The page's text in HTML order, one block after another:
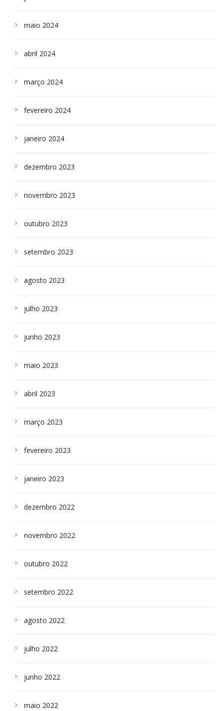
maio 2024
abril 2024
março 2024
fevereiro 2024
janeiro 2024
dezembro 2023
novembro 2023
outubro 2023
setembro 2023
agosto 2023
julho 2023
junho 2023
maio 2023
abril 2023
março 2023
fevereiro 2023
janeiro 2023
dezembro 2022
novembro 2022
outubro 2022
setembro 2022
agosto 2022
julho 2022
junho 2022
maio 2022